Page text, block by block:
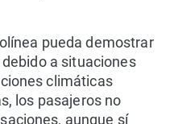
pueda demostrar
a situaciones
climáticas
los pasajeros no
aunque sí